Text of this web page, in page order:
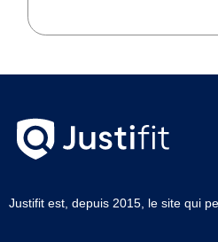
Justifit est, depuis 2015, le site qui